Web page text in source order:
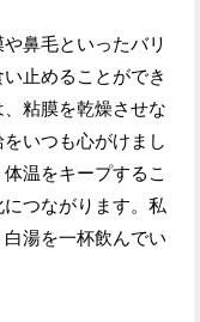
鼻毛といったバリ
止めることができ
粘膜を乾燥させな
いつも心がけまし
温をキープするこ
つながります。私
湯を一杯飲んでい